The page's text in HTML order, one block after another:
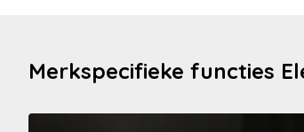
Merkspecifieke functies